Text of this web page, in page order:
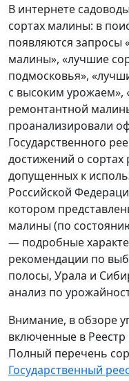
В интернете
сортах малины: в
появляются запросы
малины», «лучшие
подмосковья»,
с высоким урожаем»,
ремонтантной
проанализировали
Государственного
достижений о
допущенных к
Российской
котором
малины (по
— подробные
рекомендации по
полосы, Урала и
анализ по
Внимание, в обзоре
включенные в
Полный перечень
Государственный